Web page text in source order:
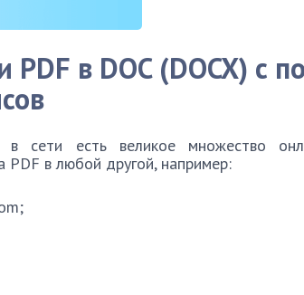
PDF в DOC (DOCX) с
сети есть великое множество
PDF в любой другой, например: